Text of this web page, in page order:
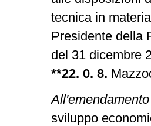
tecnica in
Presidente della
del 31 dicembre
**22. 0. 8.
sviluppo